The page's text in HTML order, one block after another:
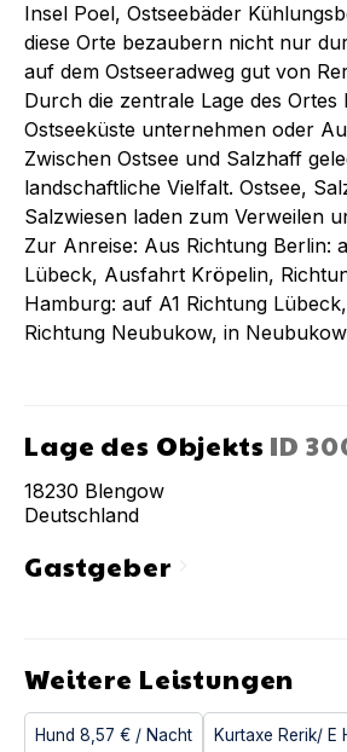
Insel Poel, Ostseebäder
diese Orte bezaubern nicht nur
auf dem Ostseeradweg gut von
Durch die zentrale Lage des
Ostseeküste unternehmen oder
Zwischen Ostsee und Salzhaff
landschaftliche Vielfalt. Ostsee,
Salzwiesen laden zum Verweilen
Zur Anreise: Aus Richtung Berlin:
Lübeck, Ausfahrt Kröpelin,
Hamburg: auf A1 Richtung
Richtung Neubukow, in
Lage des Objekts ID
18230 Blengow
Deutschland
Gastgeberchevron_right
Weitere Leistungen
Hund 8,57 € / Nacht Kurtaxe Rerik/ E